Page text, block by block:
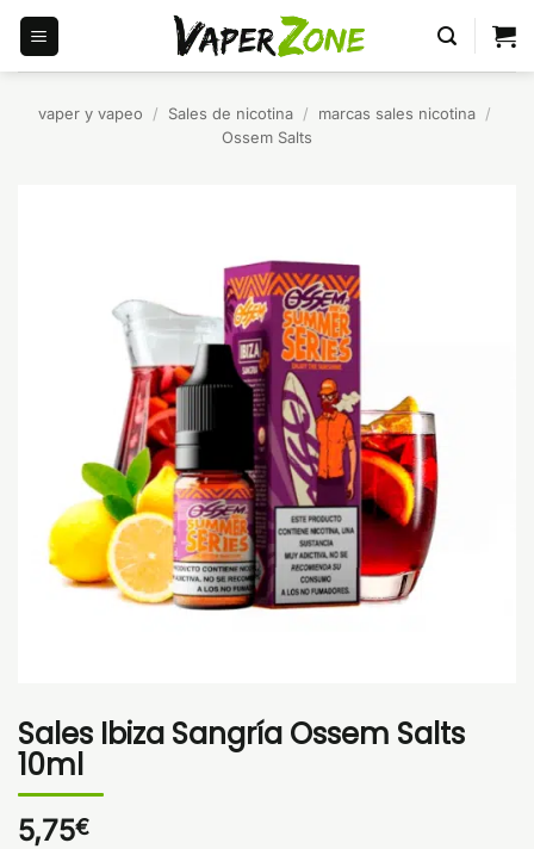
Saltar
contenido
vaper y vapeo / Sales de nicotina / marcas sales nicotina /
Ossem Salts
Sales Ibiza Sangría Ossem Salts
10ml
5,75€